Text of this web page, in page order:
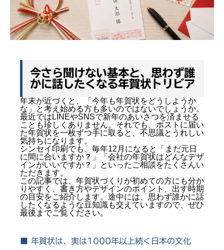
個人情報保護方針
マイページ
今さら聞けない基本と、思わず誰
かに話したくなる年賀状トリビア
年末が近づくと、「今年も年賀状をどうしようか
な」と考え始める方も多いのではないでしょうか。
最近ではLINEやSNSで新年のあいさつを済ませる
ことも珍しくありません。それでも、ポストに届い
た年賀状を一枚ずつ手に取ると、不思議とうれしい
気持ちになります。
シンセイ印刷でも、毎年12月になると「まだ元日
に間に合いますか？」「会社の年賀状はどんなデザ
インがいいですか？」といったご相談をたくさんい
ただきます。
この記事では、年賀状づくりが初めての方にも分か
りやすく、書き方やデザインのポイント、出す時期
の目安をご紹介します。途中には、思わず誰かに話
したくなるような豆知識も交えていますので、ぜひ
最後までご覧ください。
■ 年賀状は、実は1000年以上続く日本の文化